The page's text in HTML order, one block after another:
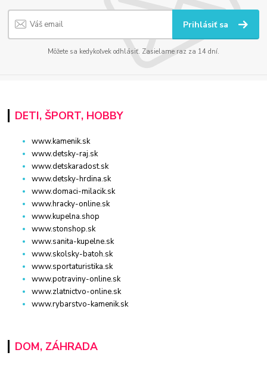
Prihlásiť sa
Môžete sa kedykoľvek odhlásiť. Zasielame raz za 14 dní.
DETI, ŠPORT, HOBBY
www.kamenik.sk
www.detsky-raj.sk
www.detskaradost.sk
www.detsky-hrdina.sk
www.domaci-milacik.sk
www.hracky-online.sk
www.kupelna.shop
www.stonshop.sk
www.sanita-kupelne.sk
www.skolsky-batoh.sk
www.sportaturistika.sk
www.potraviny-online.sk
www.zlatnictvo-online.sk
www.rybarstvo-kamenik.sk
DOM, ZÁHRADA